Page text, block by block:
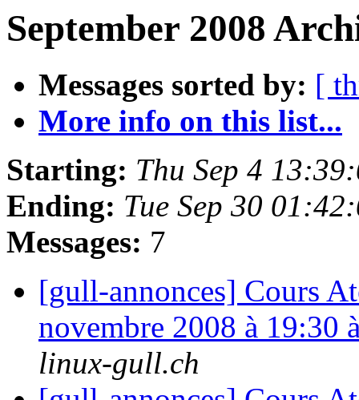
September 2008
Messages sorted by: [
More info on this list...
Starting: Thu Sep 4
Ending: Tue Sep 30
Messages: 7
[gull-annonces] Cours
novembre 2008 à 19:30
linux-gull.ch